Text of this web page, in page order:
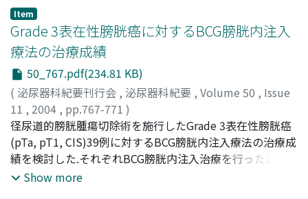
とからもW-PTH assayはI-PTH assayとほぼ同様に慢性透
析患者における骨代謝の指標となると考えられた.しかし
PTH ratioはカットオフ値が1.0の場合, 骨代謝回転の診断
には限界があると思われた
375ml(開放486ml, 体腔鏡下183ml), 全例輸血を要さなか
った.術後合併症は腹膜炎1例(開放)で, 保存的治療で軽快し
た.術後腎機能では血中クレアチニンは開放, 体腔鏡下間で
有意差はなく, クレアチニンクリアランスは開放で術後減
少したが, 体腔鏡下では減少を認めなかった.腫瘍径は平均
1.9cm, 病理組織所見は腎細胞癌9例(開放7例, 体腔鏡下2
例), 出血性嚢胞3例(体腔鏡下), 全例でsurgical marginは
negativeであった.観察期間6年で全例に再発なく, 腎機能
も良好である.以上, これらの成績からも, 出血量, 術後疼痛
の軽減などから体腔鏡下手術は有用と考えられた
Item
Grade 3表在性膀胱癌に対するBCG膀胱内注入
療法の治療成績
50_767.pdf(234.81 KB)
( 泌尿器科紀要刊行会 , 泌尿器科紀要 , Volume 50 , Issue
11 , 2004 , pp.767-771 )
湯村, 寧;大古美, 治;高瀬, 和紀;濱野, 敦;山下, 雄三;野口,
純男; 里見, 佳昭;Yumura, Yasushi;Oogo, Yoshiharu;
Takase, Kazunori;Hamano, Atsushi;Yamashita, Yuzo
Noguchi, Sumio
径尿道的膀胱腫瘍切除術を施行したGrade 3表在性膀胱癌
(pTa, pT1, CIS)39例に対するBCG膀胱内注入療法の治療成
績を検討した.それぞれBCG膀胱内注入治療を行った19例
(BCG投与群)と同治療を拒否した15例(BCG非投与群), そし
Show more